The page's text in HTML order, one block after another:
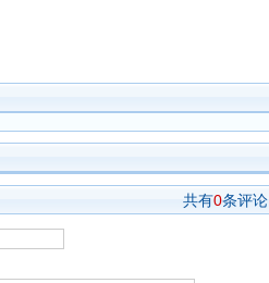
共有0条评论